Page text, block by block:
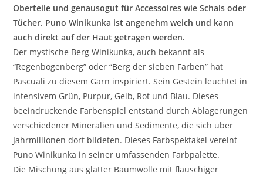
Oberteile und genausogut für Accessoires wie Schals oder
Tücher. Puno Winikunka ist angenehm weich und kann
auch direkt auf der Haut getragen werden.
Der mystische Berg Winikunka, auch bekannt als
“Regenbogenberg” oder “Berg der sieben Farben” hat
Pascuali zu diesem Garn inspiriert. Sein Gestein leuchtet in
intensivem Grün, Purpur, Gelb, Rot und Blau. Dieses
beeindruckende Farbenspiel entstand durch Ablagerungen
verschiedener Mineralien und Sedimente, die sich über
Jahrmillionen dort bildeten. Dieses Farbspektakel vereint
Puno Winikunka in seiner umfassenden Farbpalette.
Die Mischung aus glatter Baumwolle mit flauschiger